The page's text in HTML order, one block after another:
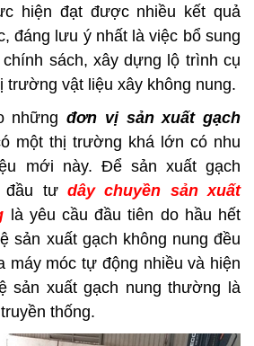
hiện đạt được nhiều kết quả
đáng lưu ý nhất là việc bổ sung
sách, xây dựng lộ trình cụ
trường vật liệu xây không nung.
nhữngđơn vị sản xuất gạch
một thị trường khá lớn có nhu
mới này. Để sản xuất gạch
đầu tư dây chuyền sản xuất
là yêu cầu đầu tiên do hầu hết
sản xuất gạch không nung đều
máy móc tự động nhiều và hiện
sản xuất gạch nung thường là
thống.